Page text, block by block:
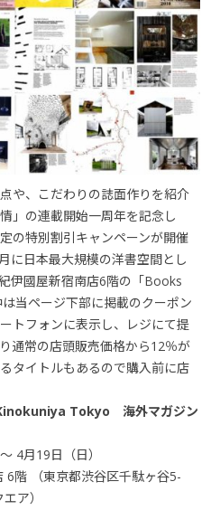
や、こだわりの誌面作りを紹介
」の連載開始一周年を記念し
の特別割引キャンペーンが開催
に日本最大規模の洋書空間とし
伊國屋新宿南店6階の「Books
当ページ下部に掲載のクーポン
トフォンに表示し、レジにて提
通常の店頭販売価格から12％が
タイトルもあるので購入前に店
Tokyo 海外マガジン
4月19日（日）
6階 （東京都渋谷区千駄ヶ谷5-
ア）